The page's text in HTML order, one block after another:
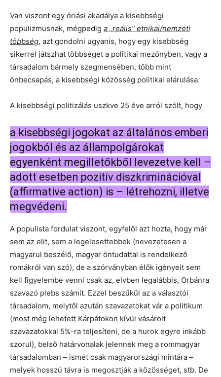
Van viszont egy óriási akadálya a kisebbségi
populizmusnak, mégpedig a „reális” etnikai/nemzeti
többség, azt gondolni ugyanis, hogy egy kisebbség
sikerrel játszhat többséget a politikai mezőnyben, vagy a
társadalom bármely szegmensében, több mint
önbecsapás, a kisebbségi közösség politikai elárulása.
A kisebbségi politizálás uszkve 25 éve arról szólt, hogy
a kisebbségi jogokat az általános emberi
jogokból és az állampolgárokat
egyenként megilletőkből levezetve kell –
adott esetben pozitív diszkriminációval
(affirmative action) is – létrehozni, illetve
megvédeni.
A populista fordulat viszont, egyfelől azt hozta, hogy már
sem az elit, sem a legelesettebbek (nevezetesen a
magyarul beszélő, magyar öntudattal is rendelkező
romákról van szó), de a szórványban élők igényeit sem
kell figyelembe venni csak az, elvben legalábbis, Orbánra
szavazó plebs számít. Ezzel beszűkül az a választói
társadalom, melytől azután szavazatokat vár a politikum
(most még lehetett Kárpátokon kívül vásárolt
szavazatokkal 5%-ra teljesíteni, de a hurok egyre inkább
szorul), belső határvonalak jelennek meg a rommagyar
társadalomban – ismét csak magyarországi mintára –
melyek hosszú távra is megosztják a közösséget, stb. De